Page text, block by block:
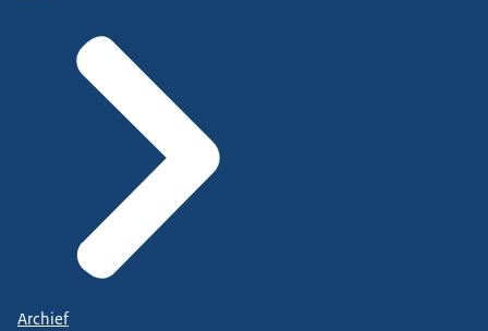
Archief